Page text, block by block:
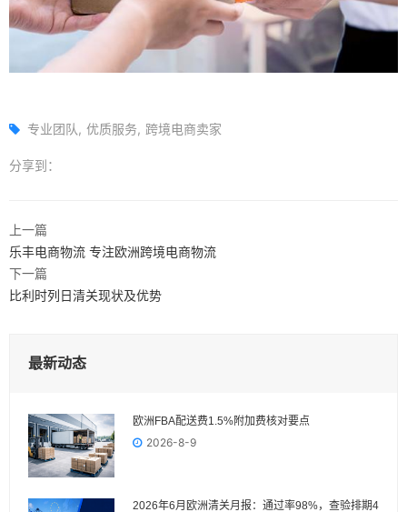
专业团队 优质服务 跨境电商卖家
分享到：
上一篇
乐丰电商物流 专注欧洲跨境电商物流
下一篇
比利时列日清关现状及优势
最新动态
欧洲FBA配送费1.5%附加费核对要点
2026-8-9
2026年6月欧洲清关月报：通过率98%，查验排期4